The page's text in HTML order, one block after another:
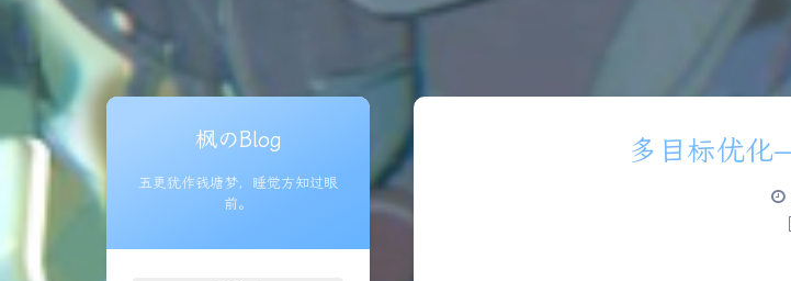
枫のBlog
五更犹作钱塘梦，睡觉方知过眼
前。
多目标优